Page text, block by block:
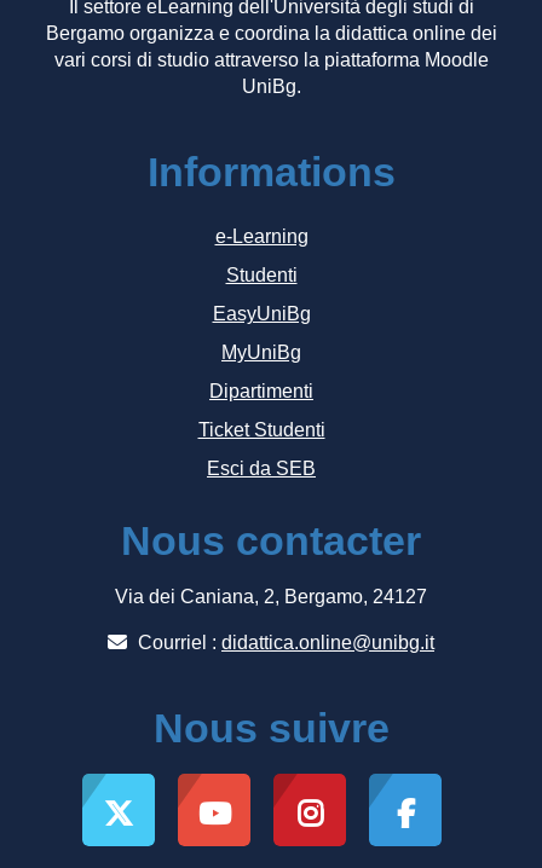
Il settore eLearning dell'Università degli studi di
Bergamo organizza e coordina la didattica online dei
vari corsi di studio attraverso la piattaforma Moodle
UniBg.
Informations
e-Learning
Studenti
EasyUniBg
MyUniBg
Dipartimenti
Ticket Studenti
Esci da SEB
Nous contacter
Via dei Caniana, 2, Bergamo, 24127
Courriel : didattica.online@unibg.it
Nous suivre